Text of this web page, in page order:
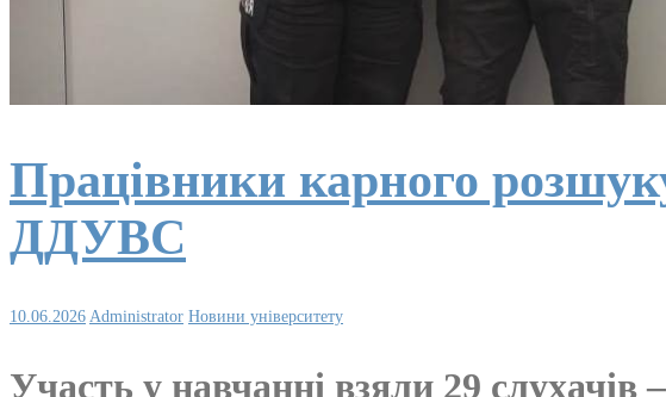
Працівники карного
ДДУВС
10.06.2026 Administrator Новини університету
Участь у навчанні взяли 29 слухачів